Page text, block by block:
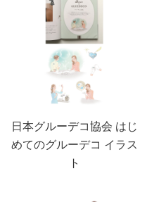
日本グルーデコ協会 はじ
めてのグルーデコ イラス
ト